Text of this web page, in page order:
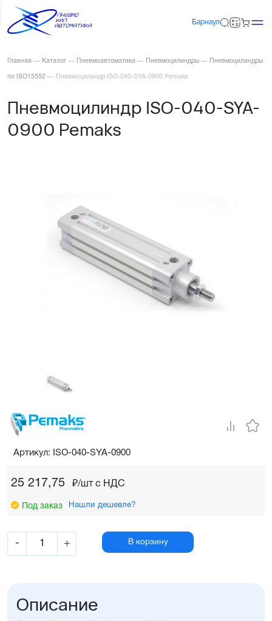
Барнаул
Главная — Каталог — Пневмоавтоматика — Пневмоцилиндры — Пневмоцилиндры
по ISO15552 — Пневмоцилиндр ISO-040-SYA-0900 Pemaks
Пневмоцилиндр ISO-040-SYA-
0900 Pemaks
25 217,75 ₽/шт c НДС
Под заказ Нашли дешевле?
- + В корзину
Артикул: ISO-040-SYA-0900
Описание